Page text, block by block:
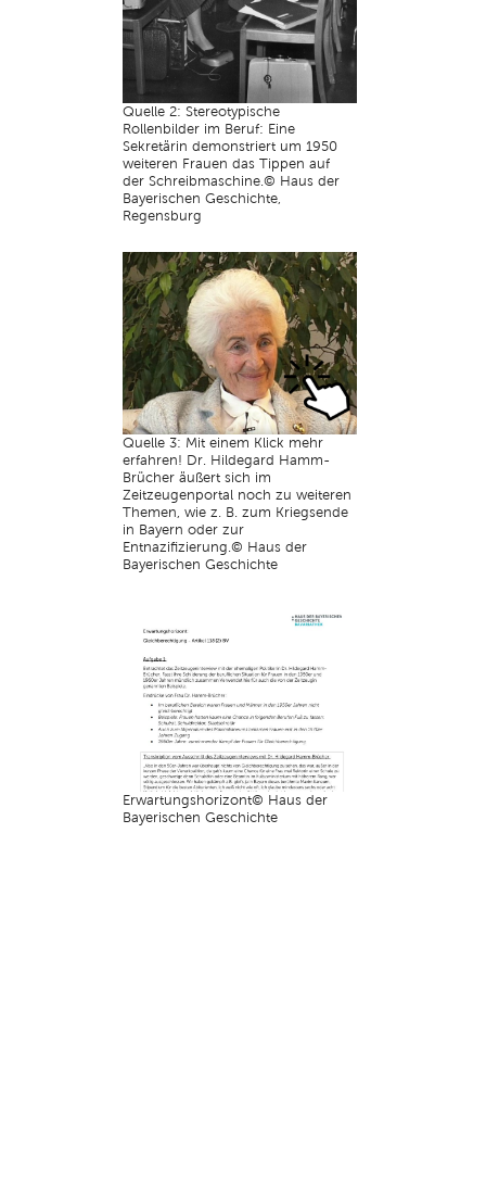
Quelle 2: Stereotypische
Rollenbilder im Beruf: Eine
Sekretärin demonstriert um 1950
weiteren Frauen das Tippen auf
der Schreibmaschine.© Haus der
Bayerischen Geschichte,
Regensburg
Quelle 3: Mit einem Klick mehr
erfahren! Dr. Hildegard Hamm-
Brücher äußert sich im
Zeitzeugenportal noch zu weiteren
Themen, wie z. B. zum Kriegsende
in Bayern oder zur
Entnazifizierung.© Haus der
Bayerischen Geschichte
Erwartungshorizont© Haus der
Bayerischen Geschichte